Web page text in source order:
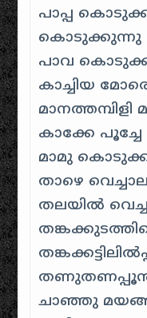
പാപ്പ
കൊടുക്കുന്നു
പാവ
കാച്ചിയ
മാനത്തമ്പിളി
കാക്കേ പൂച്ചേ
മാമു
താഴെ
തലയില്‍
ചാഞ്ഞു